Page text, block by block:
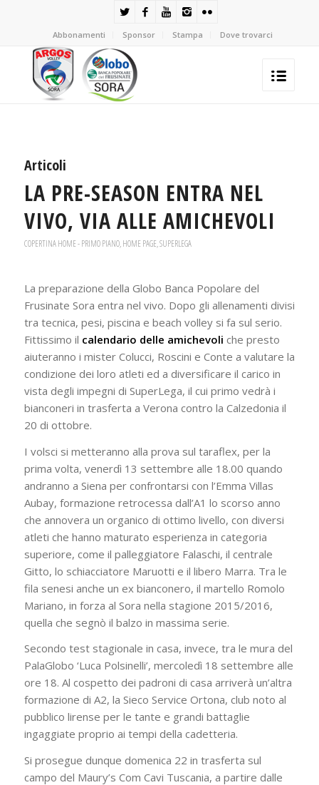
Abbonamenti Sponsor Stampa Dove trovarci
Articoli
LA PRE-SEASON ENTRA NEL
VIVO, VIA ALLE AMICHEVOLI
COPERTINA HOME - PRIMO PIANO,HOME PAGE,SUPERLEGA
La preparazione della Globo Banca Popolare del
Frusinate Sora entra nel vivo. Dopo gli allenamenti divisi
tra tecnica, pesi, piscina e beach volley si fa sul serio.
Fittissimo il calendario delle amichevoli che presto
aiuteranno i mister Colucci, Roscini e Conte a valutare la
condizione dei loro atleti ed a diversificare il carico in
vista degli impegni di SuperLega, il cui primo vedrà i
bianconeri in trasferta a Verona contro la Calzedonia il
20 di ottobre.
I volsci si metteranno alla prova sul taraflex, per la
prima volta, venerdì 13 settembre alle 18.00 quando
andranno a Siena per confrontarsi con l’Emma Villas
Aubay, formazione retrocessa dall’A1 lo scorso anno
che annovera un organico di ottimo livello, con diversi
atleti che hanno maturato esperienza in categoria
superiore, come il palleggiatore Falaschi, il centrale
Gitto, lo schiacciatore Maruotti e il libero Marra. Tra le
fila senesi anche un ex bianconero, il martello Romolo
Mariano, in forza al Sora nella stagione 2015/2016,
quella che segnò il balzo in massima serie.
Secondo test stagionale in casa, invece, tra le mura del
PalaGlobo ‘Luca Polsinelli’, mercoledì 18 settembre alle
ore 18. Al cospetto dei padroni di casa arriverà un’altra
formazione di A2, la Sieco Service Ortona, club noto al
pubblico lirense per le tante e grandi battaglie
ingaggiate proprio ai tempi della cadetteria.
Si prosegue dunque domenica 22 in trasferta sul
campo del Maury’s Com Cavi Tuscania, a partire dalle